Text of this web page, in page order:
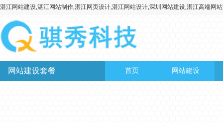
湛江网站建设,湛江网站制作,湛江网页设计,湛江网站设计,深圳网站建设,湛江高端网
网站建设套餐 首页 网站建设